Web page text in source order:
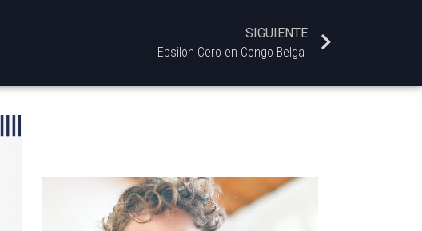
SIGUIENTE
Epsilon Cero en Congo Belga